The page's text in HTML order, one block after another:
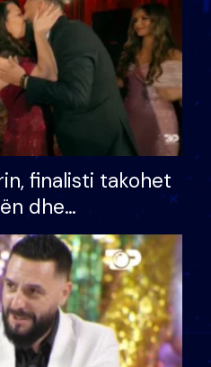
finalisti takohet
dhe
ndonjë letër